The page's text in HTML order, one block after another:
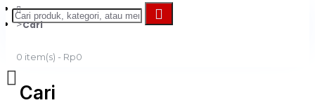
0 item(s) - Rp0
Cari
Cari